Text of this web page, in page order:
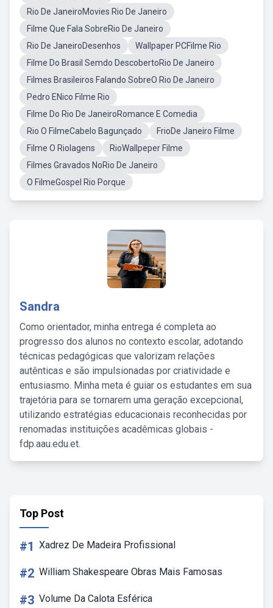
Rio De JaneiroMovies Rio De Janeiro
Filme Que Fala SobreRio De Janeiro
Rio De JaneiroDesenhos
Wallpaper PCFilme Rio
Filme Do Brasil Semdo DescobertoRio De Janeiro
Filmes Brasileiros Falando SobreO Rio De Janeiro
Pedro ENico Filme Rio
Filme Do Rio De JaneiroRomance E Comedia
Rio O FilmeCabelo Bagunçado
FrioDe Janeiro Filme
Filme O RioIagens
RioWallpeper Filme
Filmes Gravados NoRio De Janeiro
O FilmeGospel Rio Porque
Sandra
Como orientador, minha entrega é completa ao
progresso dos alunos no contexto escolar, adotando
técnicas pedagógicas que valorizam relações
autênticas e são impulsionadas por criatividade e
entusiasmo. Minha meta é guiar os estudantes em sua
trajetória para se tornarem uma geração excepcional,
utilizando estratégias educacionais reconhecidas por
renomadas instituições acadêmicas globais -
fdp.aau.edu.et.
Top Post
#1 Xadrez De Madeira Profissional
#2 William Shakespeare Obras Mais Famosas
#3 Volume Da Calota Esférica